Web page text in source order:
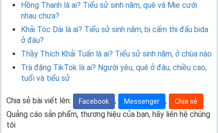
Hồng Thanh là ai? Tiểu sử sinh năm, quê và Mie cưới
nhau chưa?
Khải Tóc Dài là ai? Tiểu sử sinh năm, bị cấm thi đấu bida
ở đâu?
Thầy Thích Khải Tuấn là ai? Tiểu sử sinh năm, ở chùa nào
Trà đặng TikTok là ai? Người yêu, quê ở đâu, chiều cao,
tuổi và tiểu sử
Chia sẻ bài viết lên: Facebook , Messenger , Chia sẻ
Quảng cáo sản phẩm, thương hiệu của bạn, hãy liên hệ chúng
tôi